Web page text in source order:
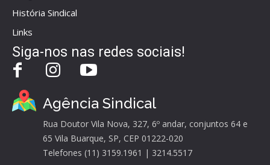
História Sindical
Links
Siga-nos nas redes sociais!
Agência Sindical
Rua Doutor Vila Nova, 327, 6º andar, conjuntos 64 e
65 Vila Buarque, SP, CEP 01222-020
Telefones (11) 3159.1961 | 3214.5517